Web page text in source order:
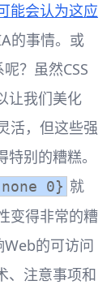
能会认为这应
的事情。或
？虽然CSS
让我们美化
活，但这些强
别的糟糕。
0} 就
变得非常的糟
Web的可访问
、注意事项和